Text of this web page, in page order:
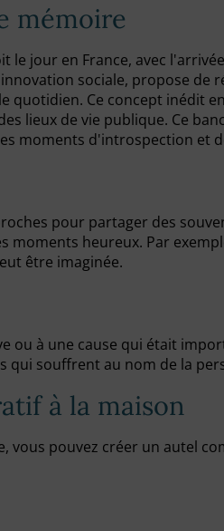
mémoire
le jour en France, avec
sociale, propose de
quotidien. Ce concept inédit
lieux de vie publique. Ce
moments d'introspection et
pour partager des
moments heureux. Par
être imaginée.
ou à une cause qui était
qui souffrent au nom de la
à la maison
vous pouvez créer un autel